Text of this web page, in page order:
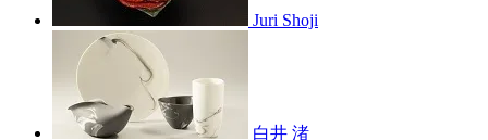
Juri Shoji
白井 渚